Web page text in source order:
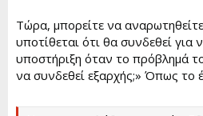
Τώρα, μπορείτε να
υποτίθεται ότι θα συνδεθεί για
υποστήριξη όταν το πρόβλημά
να συνδεθεί εξαρχής;» Όπως το